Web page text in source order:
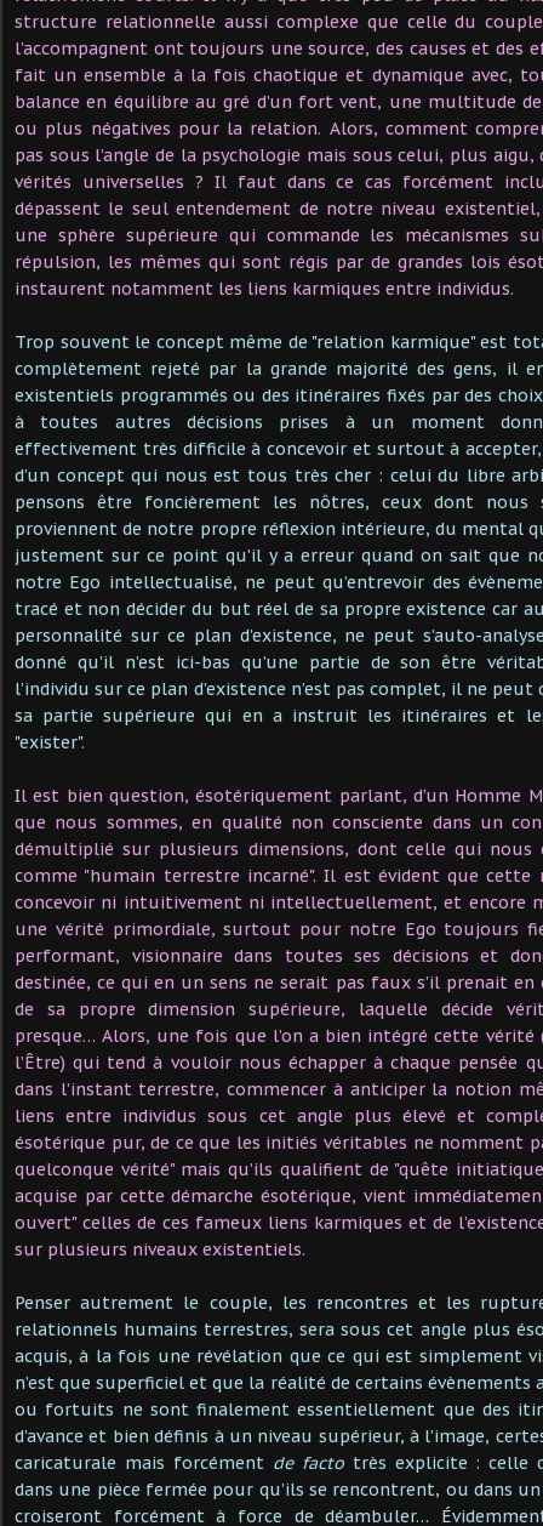
structure relationnelle aussi complexe que celle du
l’accompagnent ont toujours une source, des causes et des
fait un ensemble à la fois chaotique et dynamique avec,
balance en équilibre au gré d’un fort vent, une multitude
ou plus négatives pour la relation. Alors, comment
pas sous l’angle de la psychologie mais sous celui, plus aigu,
vérités universelles ? Il faut dans ce cas forcément
dépassent le seul entendement de notre niveau existentiel,
une sphère supérieure qui commande les mécanismes
répulsion, les mêmes qui sont régis par de grandes lois
instaurent notamment les liens karmiques entre individus.
Trop souvent le concept même de "relation karmique" est
complètement rejeté par la grande majorité des gens, il
existentiels programmés ou des itinéraires fixés par des
à toutes autres décisions prises à un moment
effectivement très difficile à concevoir et surtout à
d’un concept qui nous est tous très cher : celui du libre
pensons être foncièrement les nôtres, ceux dont nous
proviennent de notre propre réflexion intérieure, du mental
justement sur ce point qu’il y a erreur quand on sait que
notre Ego intellectualisé, ne peut qu’entrevoir des
tracé et non décider du but réel de sa propre existence car
personnalité sur ce plan d’existence, ne peut s’auto-
donné qu’il n’est ici-bas qu’une partie de son être
l’individu sur ce plan d’existence n’est pas complet, il ne peut
sa partie supérieure qui en a instruit les itinéraires et
"exister".
Il est bien question, ésotériquement parlant, d’un Homme
que nous sommes, en qualité non consciente dans un
démultiplié sur plusieurs dimensions, dont celle qui nous
comme "humain terrestre incarné". Il est évident que cette
concevoir ni intuitivement ni intellectuellement, et encore
une vérité primordiale, surtout pour notre Ego toujours
performant, visionnaire dans toutes ses décisions et
destinée, ce qui en un sens ne serait pas faux s’il prenait en
de sa propre dimension supérieure, laquelle décide
presque… Alors, une fois que l’on a bien intégré cette
l’Être) qui tend à vouloir nous échapper à chaque pensée
dans l’instant terrestre, commencer à anticiper la notion
liens entre individus sous cet angle plus élevé et
ésotérique pur, de ce que les initiés véritables ne nomment
quelconque vérité" mais qu’ils qualifient de "quête
acquise par cette démarche ésotérique, vient
ouvert" celles de ces fameux liens karmiques et de
sur plusieurs niveaux existentiels.
Penser autrement le couple, les rencontres et les
relationnels humains terrestres, sera sous cet angle plus
acquis, à la fois une révélation que ce qui est simplement
n’est que superficiel et que la réalité de certains évènements
ou fortuits ne sont finalement essentiellement que des
d’avance et bien définis à un niveau supérieur, à l’image,
caricaturale mais forcément de factotrès explicite : celle
dans une pièce fermée pour qu’ils se rencontrent, ou dans
croiseront forcément à force de déambuler…